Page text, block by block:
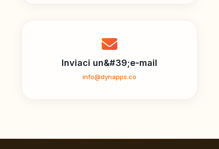
Inviaci un&#39;e-mail
info@dynapps.co